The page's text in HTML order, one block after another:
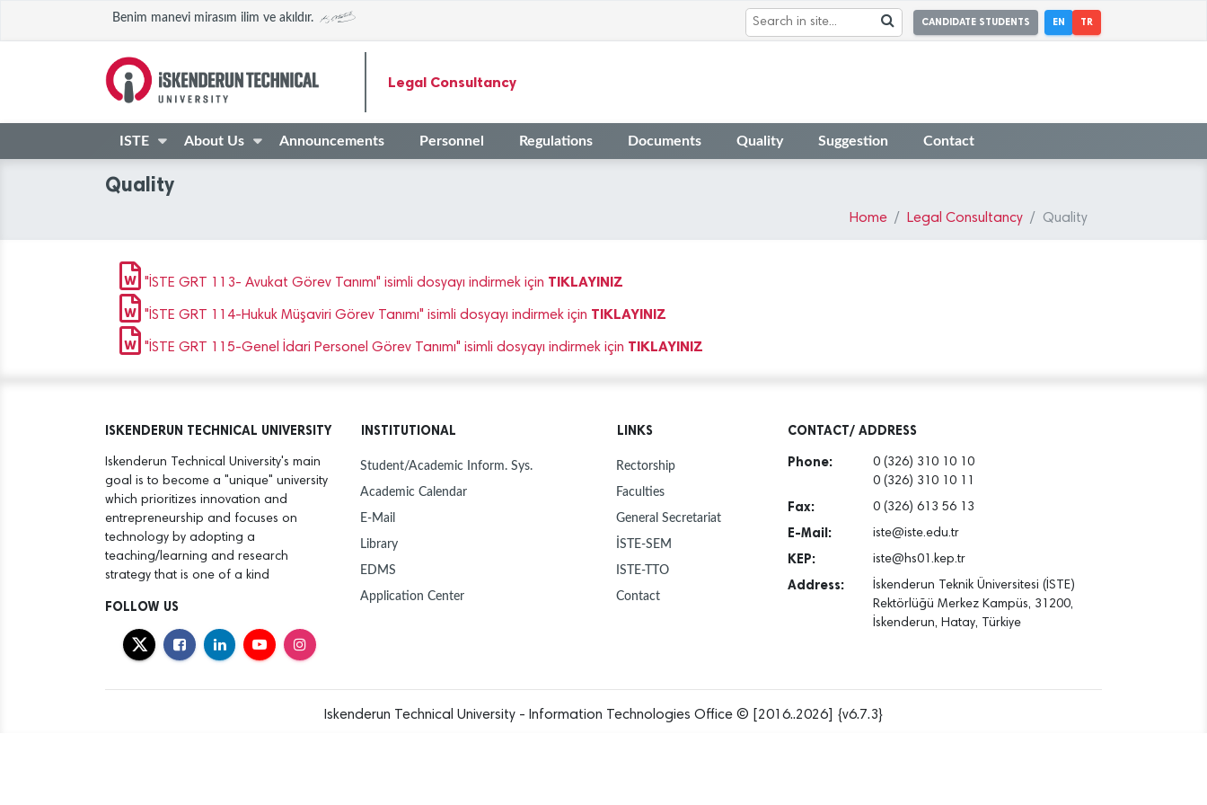
Benim manevi mirasım ilim ve akıldır. CANDIDATE STUDENTS EN TR
Legal Consultancy
ISTE About Us Announcements Personnel Regulations Documents Quality Suggestion Contact
Quality
Home Legal Consultancy Quality
"İSTE GRT 113- Avukat Görev Tanımı" isimli dosyayı indirmek için TIKLAYINIZ
"İSTE GRT 114-Hukuk Müşaviri Görev Tanımı" isimli dosyayı indirmek için TIKLAYINIZ
"İSTE GRT 115-Genel İdari Personel Görev Tanımı" isimli dosyayı indirmek için TIKLAYINIZ
ISKENDERUN TECHNICAL UNIVERSITY
Iskenderun Technical University's main
goal is to become a "unique" university
which prioritizes innovation and
entrepreneurship and focuses on
technology by adopting a
teaching/learning and research
strategy that is one of a kind
FOLLOW US
INSTITUTIONAL
Student/Academic Inform. Sys.
Academic Calendar
E-Mail
Library
EDMS
Application Center
LINKS
Rectorship
Faculties
General Secretariat
İSTE-SEM
ISTE-TTO
Contact
CONTACT/ ADDRESS
Phone:
0 (326) 310 10 10
0 (326) 310 10 11
Fax: 0 (326) 613 56 13
E-Mail: iste@iste.edu.tr
KEP: iste@hs01.kep.tr
Address:
İskenderun Teknik Üniversitesi (İSTE)
Rektörlüğü Merkez Kampüs, 31200,
İskenderun, Hatay, Türkiye
Iskenderun Technical University - Information Technologies Office © [2016..2026] {v6.7.3}